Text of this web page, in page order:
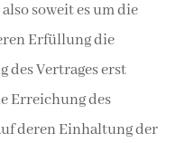
soweit es um die
Erfüllung die
des Vertrages erst
Erreichung des
deren Einhaltung der